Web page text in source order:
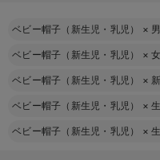
ベビー帽子（新生児・乳児） ×
ベビー帽子（新生児・乳児） ×
ベビー帽子（新生児・乳児） ×
ベビー帽子（新生児・乳児） ×
ベビー帽子（新生児・乳児） ×